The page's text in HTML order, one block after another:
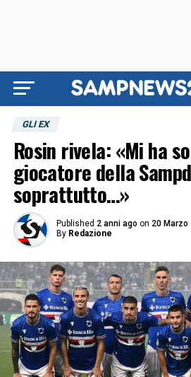
GLI EX
Rosin rivela: «Mi ha
giocatore della
soprattutto…»
Published 2 anni ago on 20 Marzo
By Redazione